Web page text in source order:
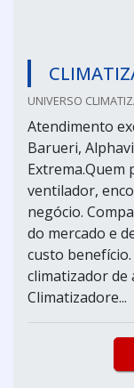
UNIVERSO
Atendimento
Barueri,
ventilador,
negócio.
do mercado e
custo
climatizador de
Climatizadore...